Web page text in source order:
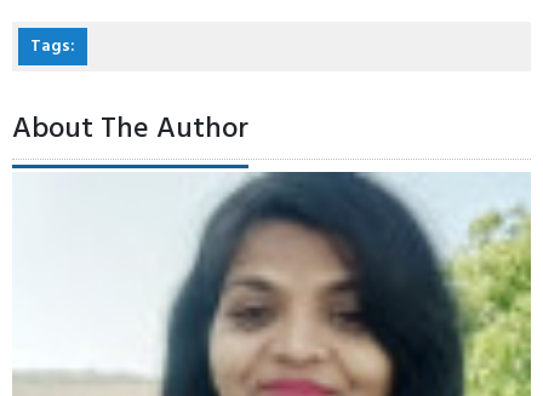
Tags:
About The Author